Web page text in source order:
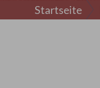
Startseite